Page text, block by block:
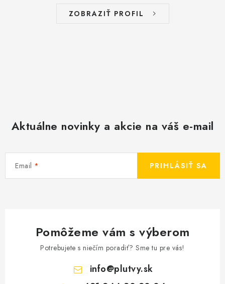
ZOBRAZIŤ PROFIL
Aktuálne novinky a akcie na váš e-mail
Email PRIHLÁSIŤ SA
Pomôžeme vám s výberom
Potrebujete s niečím poradiť? Sme tu pre vás!
info@plutvy.sk